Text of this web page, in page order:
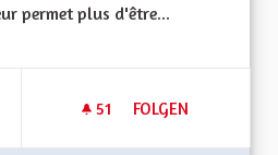
permet plus d'être...
51 51 FOLLOWER
FOLGEN